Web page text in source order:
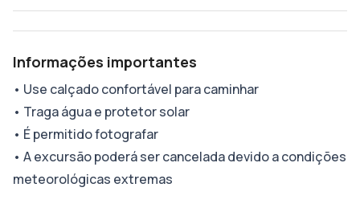
Informações importantes
• Use calçado confortável para caminhar
• Traga água e protetor solar
• É permitido fotografar
• A excursão poderá ser cancelada devido a condições
meteorológicas extremas